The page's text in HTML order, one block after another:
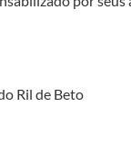
Ril de Beto